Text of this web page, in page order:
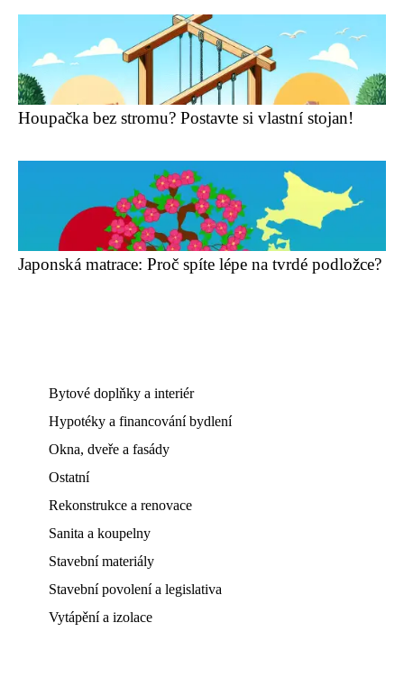
Houpačka bez stromu? Postavte si vlastní stojan!
Japonská matrace: Proč spíte lépe na tvrdé podložce?
Bytové doplňky a interiér
Hypotéky a financování bydlení
Okna, dveře a fasády
Ostatní
Rekonstrukce a renovace
Sanita a koupelny
Stavební materiály
Stavební povolení a legislativa
Vytápění a izolace